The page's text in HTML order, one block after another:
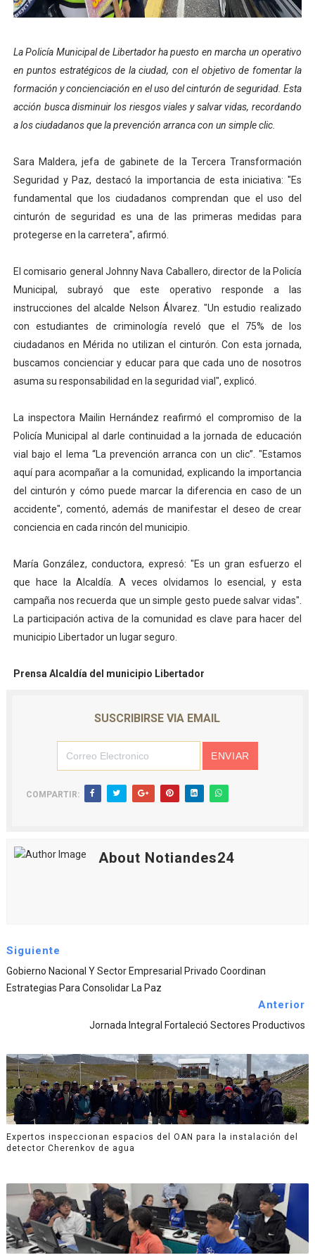
Expertos inspeccionan espacios del OAN para la
Dictan MasterClass en el marco del Encuentro LAGO
Campo Elías avanza con plan de asfaltado
La Policía Municipal de Libertador ha puesto en marcha un operativo
en puntos estratégicos de la ciudad, con el objetivo de fomentar la
formación y concienciación en el uso del cinturón de seguridad. Esta
acción busca disminuir los riesgos viales y salvar vidas, recordando
a los ciudadanos que la prevención arranca con un simple clic.
Sara Maldera, jefa de gabinete de la Tercera Transformación
Seguridad y Paz, destacó la importancia de esta iniciativa: "Es
fundamental que los ciudadanos comprendan que el uso del
cinturón de seguridad es una de las primeras medidas para
protegerse en la carretera", afirmó.
El comisario general Johnny Nava Caballero, director de la Policía
Municipal, subrayó que este operativo responde a las
instrucciones del alcalde Nelson Álvarez. "Un estudio realizado
con estudiantes de criminología reveló que el 75% de los
ciudadanos en Mérida no utilizan el cinturón. Con esta jornada,
buscamos concienciar y educar para que cada uno de nosotros
asuma su responsabilidad en la seguridad vial", explicó.
La inspectora Mailin Hernández reafirmó el compromiso de la
Policía Municipal al darle continuidad a la jornada de educación
vial bajo el lema “La prevención arranca con un clic”. "Estamos
aquí para acompañar a la comunidad, explicando la importancia
del cinturón y cómo puede marcar la diferencia en caso de un
accidente", comentó, además de manifestar el deseo de crear
conciencia en cada rincón del municipio.
María González, conductora, expresó: "Es un gran esfuerzo el
que hace la Alcaldía. A veces olvidamos lo esencial, y esta
campaña nos recuerda que un simple gesto puede salvar vidas".
La participación activa de la comunidad es clave para hacer del
municipio Libertador un lugar seguro.
Prensa Alcaldía del municipio Libertador
SUSCRIBIRSE VIA EMAIL
COMPARTIR:
About Notiandes24
Siguiente
Gobierno Nacional Y Sector Empresarial Privado Coordinan
Estrategias Para Consolidar La Paz
Anterior
Jornada Integral Fortaleció Sectores Productivos
Expertos inspeccionan espacios del OAN para la instalación del
detector Cherenkov de agua